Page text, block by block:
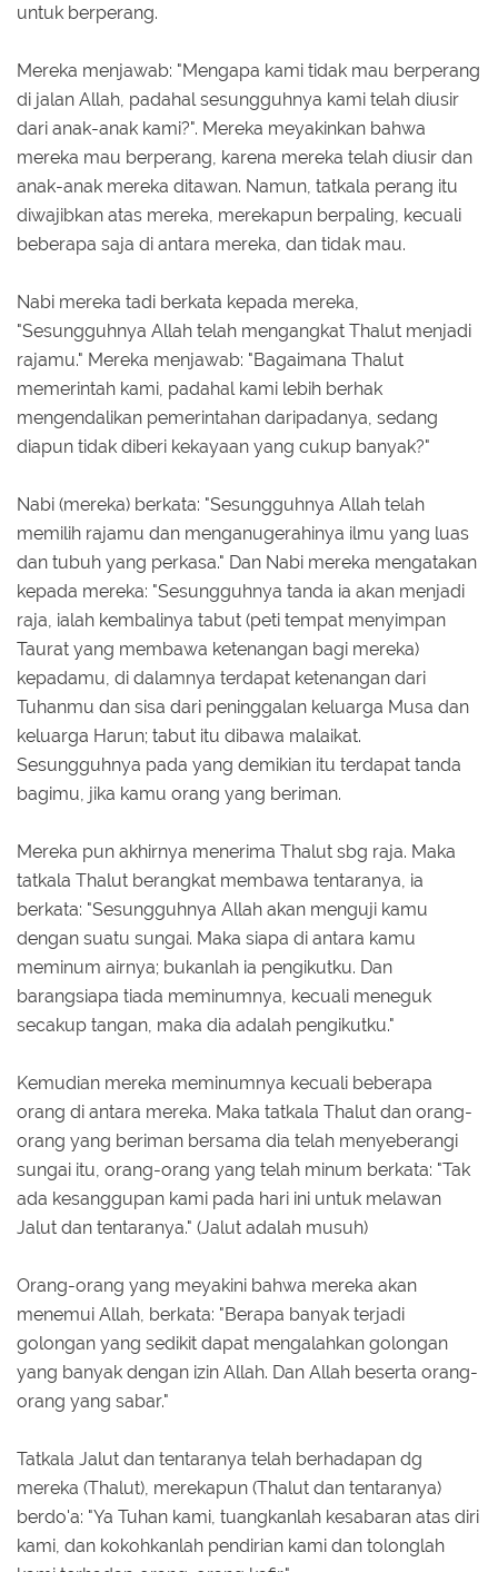
untuk berperang.
Mereka menjawab: "Mengapa kami tidak mau berperang
di jalan Allah, padahal sesungguhnya kami telah diusir
dari anak-anak kami?". Mereka meyakinkan bahwa
mereka mau berperang, karena mereka telah diusir dan
anak-anak mereka ditawan. Namun, tatkala perang itu
diwajibkan atas mereka, merekapun berpaling, kecuali
beberapa saja di antara mereka, dan tidak mau.
Nabi mereka tadi berkata kepada mereka,
"Sesungguhnya Allah telah mengangkat Thalut menjadi
rajamu." Mereka menjawab: "Bagaimana Thalut
memerintah kami, padahal kami lebih berhak
mengendalikan pemerintahan daripadanya, sedang
diapun tidak diberi kekayaan yang cukup banyak?"
Nabi (mereka) berkata: "Sesungguhnya Allah telah
memilih rajamu dan menganugerahinya ilmu yang luas
dan tubuh yang perkasa." Dan Nabi mereka mengatakan
kepada mereka: "Sesungguhnya tanda ia akan menjadi
raja, ialah kembalinya tabut (peti tempat menyimpan
Taurat yang membawa ketenangan bagi mereka)
kepadamu, di dalamnya terdapat ketenangan dari
Tuhanmu dan sisa dari peninggalan keluarga Musa dan
keluarga Harun; tabut itu dibawa malaikat.
Sesungguhnya pada yang demikian itu terdapat tanda
bagimu, jika kamu orang yang beriman.
Mereka pun akhirnya menerima Thalut sbg raja. Maka
tatkala Thalut berangkat membawa tentaranya, ia
berkata: "Sesungguhnya Allah akan menguji kamu
dengan suatu sungai. Maka siapa di antara kamu
meminum airnya; bukanlah ia pengikutku. Dan
barangsiapa tiada meminumnya, kecuali meneguk
secakup tangan, maka dia adalah pengikutku."
Kemudian mereka meminumnya kecuali beberapa
orang di antara mereka. Maka tatkala Thalut dan orang-
orang yang beriman bersama dia telah menyeberangi
sungai itu, orang-orang yang telah minum berkata: "Tak
ada kesanggupan kami pada hari ini untuk melawan
Jalut dan tentaranya." (Jalut adalah musuh)
Orang-orang yang meyakini bahwa mereka akan
menemui Allah, berkata: "Berapa banyak terjadi
golongan yang sedikit dapat mengalahkan golongan
yang banyak dengan izin Allah. Dan Allah beserta orang-
orang yang sabar."
Tatkala Jalut dan tentaranya telah berhadapan dg
mereka (Thalut), merekapun (Thalut dan tentaranya)
berdo'a: "Ya Tuhan kami, tuangkanlah kesabaran atas diri
kami, dan kokohkanlah pendirian kami dan tolonglah